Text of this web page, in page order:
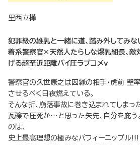
里西立樺
犯罪級の雄乳と一緒に道、踏み外してみ
着系警察官×天然人たらしな爆乳組長、敵
げる超至近距離パイ圧ラブコメｖ
警察官の久世康之は因縁の相手・虎前 聖
させるべく日夜燃えている。
そんな折、崩落事故に巻き込まれてしまっ
瓦礫で圧死か…と思った矢先、自分を庇
のは、
史上最高理想の極みなパフィーニップル!!!